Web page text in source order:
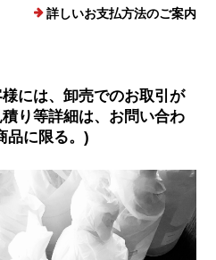
詳しいお支払方法のご案内
には、卸売でのお取引が
り等詳細は、お問い合わ
品に限る。)